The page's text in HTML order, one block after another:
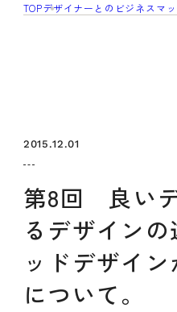
ODCデザイン
よくある質問
メンバーシップ
TOPデザイナーとのビジネスマ
2015.12.01
第8回 良い
るデザイン
ッドデザイ
について。